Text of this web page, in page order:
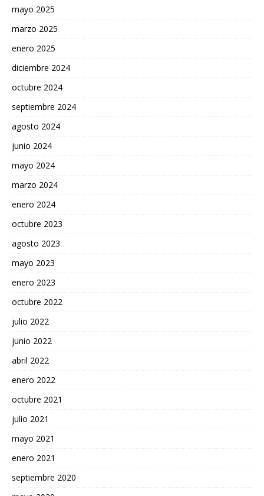
mayo 2025
marzo 2025
enero 2025
diciembre 2024
octubre 2024
septiembre 2024
agosto 2024
junio 2024
mayo 2024
marzo 2024
enero 2024
octubre 2023
agosto 2023
mayo 2023
enero 2023
octubre 2022
julio 2022
junio 2022
abril 2022
enero 2022
octubre 2021
julio 2021
mayo 2021
enero 2021
septiembre 2020